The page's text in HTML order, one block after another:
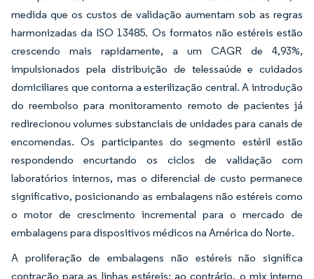
medida que os custos de validação aumentam sob as regras
harmonizadas da ISO 13485. Os formatos não estéreis estão
crescendo mais rapidamente, a um CAGR de 4,93%,
impulsionados pela distribuição de telessaúde e cuidados
domiciliares que contorna a esterilização central. A introdução
do reembolso para monitoramento remoto de pacientes já
redirecionou volumes substanciais de unidades para canais de
encomendas. Os participantes do segmento estéril estão
respondendo encurtando os ciclos de validação com
laboratórios internos, mas o diferencial de custo permanece
significativo, posicionando as embalagens não estéreis como
o motor de crescimento incremental para o mercado de
embalagens para dispositivos médicos na América do Norte.
A proliferação de embalagens não estéreis não significa
contração para as linhas estéreis; ao contrário, o mix interno